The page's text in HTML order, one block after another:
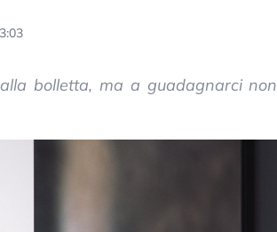
bolletta, ma a guadagnarci non